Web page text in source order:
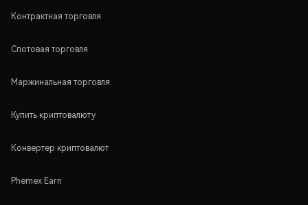
Контрактная торговля
Спотовая торговля
Маржинальная торговля
Купить криптовалюту
Конвертер криптовалют
Phemex Earn